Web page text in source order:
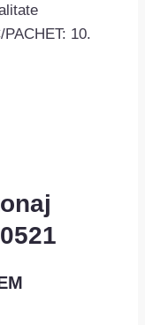
10.